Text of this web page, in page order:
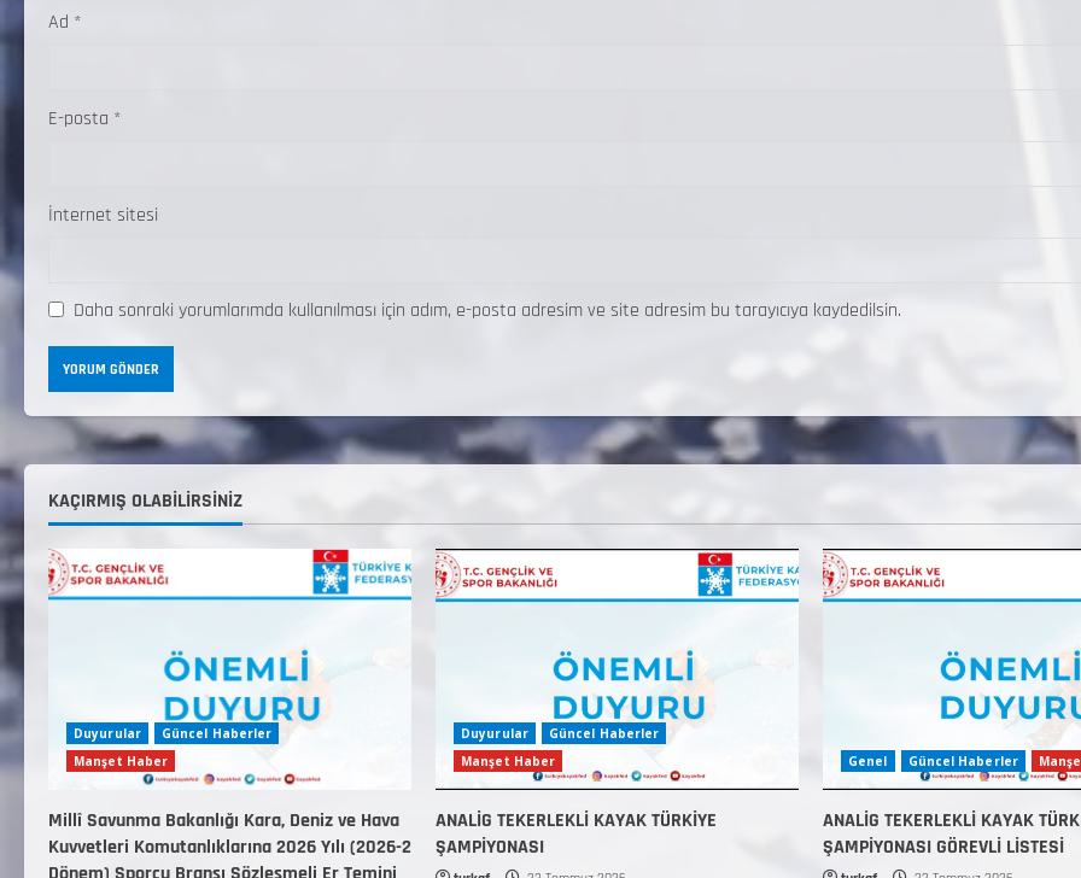
Ad *
E-posta *
İnternet sitesi
Daha sonraki yorumlarımda kullanılması için adım, e-posta adresim ve site adresim bu tarayıcıya kaydedilsin.
KAÇIRMIŞ OLABILIRSINIZ
Duyurular
Güncel Haberler
Manşet Haber
Millî Savunma Bakanlığı Kara, Deniz ve Hava
Kuvvetleri Komutanlıklarına 2026 Yılı (2026-2
Duyurular
Güncel Haberler
Manşet Haber
ANALİG TEKERLEKLİ KAYAK TÜRKİYE
ŞAMPİYONASI
Genel Güncel Haberler
ANALİG TEKERLEKLİ KAYAK
ŞAMPİYONASI GÖREVLİ LİSTESİ